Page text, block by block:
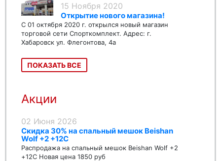
15 Ноября 2020
Открытие нового магазина!
С 01 октября 2020 г. открылся новый магазин
торговой сети Спорткомплект. Адрес: г.
Хабаровск ул. Флегонтова, 4а
ПОКАЗАТЬ ВСЕ
Акции
02 Июня 2026
Скидка 30% на спальный мешок Beishan
Wolf +2 +12C
Распродажа на спальный мешок Beishan Wolf +2
+12C Новая цена 1850 руб